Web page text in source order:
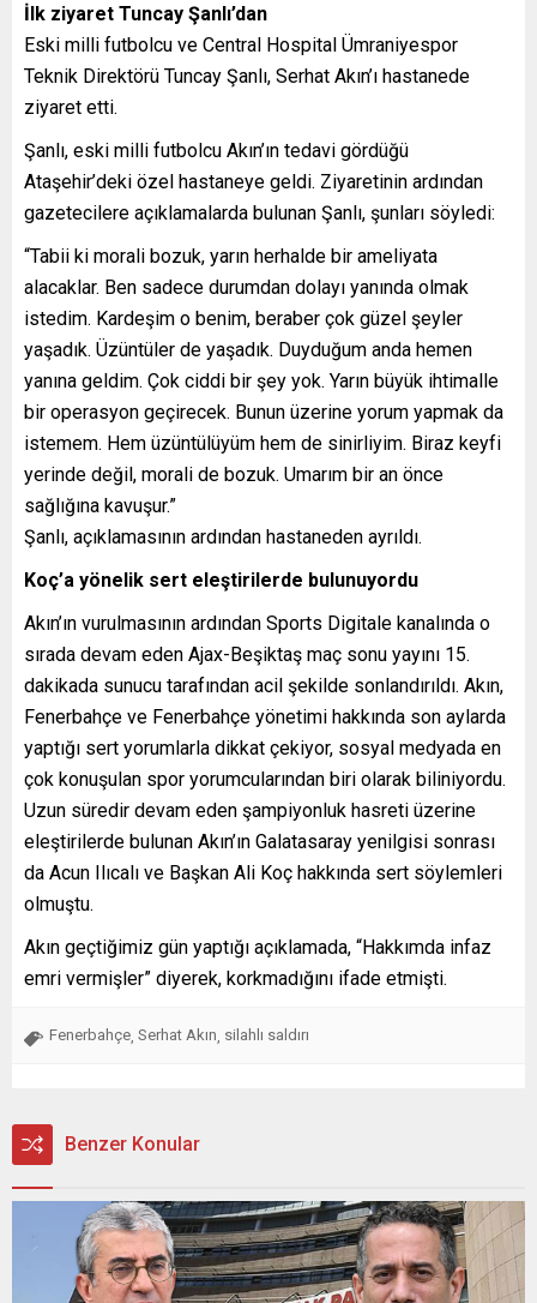
İlk ziyaret Tuncay Şanlı’dan
Eski milli futbolcu ve Central Hospital Ümraniyespor
Teknik Direktörü Tuncay Şanlı, Serhat Akın’ı hastanede
ziyaret etti.
Şanlı, eski milli futbolcu Akın’ın tedavi gördüğü
Ataşehir’deki özel hastaneye geldi. Ziyaretinin ardından
gazetecilere açıklamalarda bulunan Şanlı, şunları söyledi:
“Tabii ki morali bozuk, yarın herhalde bir ameliyata
alacaklar. Ben sadece durumdan dolayı yanında olmak
istedim. Kardeşim o benim, beraber çok güzel şeyler
yaşadık. Üzüntüler de yaşadık. Duyduğum anda hemen
yanına geldim. Çok ciddi bir şey yok. Yarın büyük ihtimalle
bir operasyon geçirecek. Bunun üzerine yorum yapmak da
istemem. Hem üzüntülüyüm hem de sinirliyim. Biraz keyfi
yerinde değil, morali de bozuk. Umarım bir an önce
sağlığına kavuşur.”
Şanlı, açıklamasının ardından hastaneden ayrıldı.
Koç’a yönelik sert eleştirilerde bulunuyordu
Akın’ın vurulmasının ardından Sports Digitale kanalında o
sırada devam eden Ajax-Beşiktaş maç sonu yayını 15.
dakikada sunucu tarafından acil şekilde sonlandırıldı. Akın,
Fenerbahçe ve Fenerbahçe yönetimi hakkında son aylarda
yaptığı sert yorumlarla dikkat çekiyor, sosyal medyada en
çok konuşulan spor yorumcularından biri olarak biliniyordu.
Uzun süredir devam eden şampiyonluk hasreti üzerine
eleştirilerde bulunan Akın’ın Galatasaray yenilgisi sonrası
da Acun Ilıcalı ve Başkan Ali Koç hakkında sert söylemleri
olmuştu.
Akın geçtiğimiz gün yaptığı açıklamada, “Hakkımda infaz
emri vermişler” diyerek, korkmadığını ifade etmişti.
Fenerbahçe Serhat Akın silahlı saldırı
Benzer Konular